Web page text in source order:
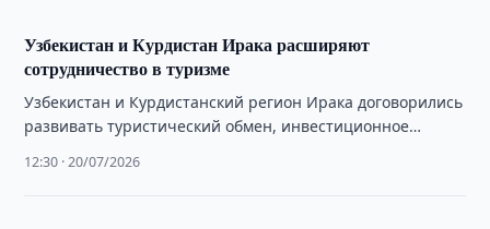
Узбекистан и Курдистан Ирака расширяют
сотрудничество в туризме
Узбекистан и Курдистанский регион Ирака договорились
развивать туристический обмен, инвестиционное
туроператорами.
12:30 · 20/07/2026